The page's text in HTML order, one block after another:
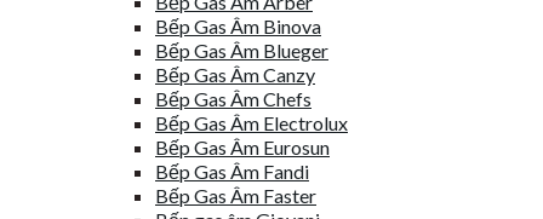
Bếp Gas Âm Binova
Bếp Gas Âm Blueger
Bếp Gas Âm Canzy
Bếp Gas Âm Chefs
Bếp Gas Âm Electrolux
Bếp Gas Âm Eurosun
Bếp Gas Âm Fandi
Bếp Gas Âm Faster